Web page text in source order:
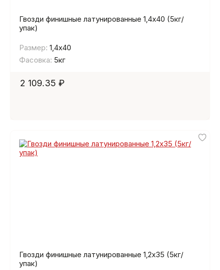
Гвозди финишные латунированные 1,4х40 (5кг/
упак)
Размер: 1,4х40
Фасовка: 5кг
2 109.35 ₽
Гвозди финишные латунированные 1,2х35 (5кг/
упак)